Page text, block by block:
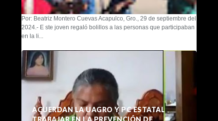
Por: Beatriz Montero Cuevas Acapulco, Gro., 29 de septiembre del
2024.- E ste joven regaló bolillos a las personas que participaban
en la li...
ACUERDAN LA UAGRO Y PC ESTATAL
TRABAJAR EN LA PREVENCIÓN DE